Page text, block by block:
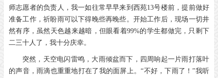
师志愿者的负责人，我一如往常早早来到西苑13号楼前，提前做好
准备工作，祈盼雨可以下得晚些再晚些。开始工作后，现场一切井
然有序，虽然天色越来越暗，但眼看着99%的学生都做完，只剩下
二三十人了，我十分庆幸。
突然，天空电闪雷鸣，大雨倾盆而下，四周响起一片雨打落叶
的声音，雨滴也重重地打在了我的面屏上。“不好，下雨了！”我听